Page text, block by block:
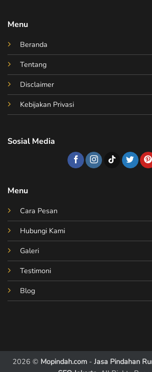
Menu
Beranda
Tentang
Disclaimer
Kebijakan Privasi
Sosial Media
Menu
Cara Pesan
Hubungi Kami
Galeri
Testimoni
Blog
2026 © Mopindah.com - Jasa Pindahan